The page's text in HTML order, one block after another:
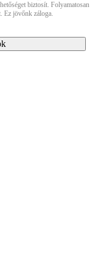
biztosít. Folyamatosan
Ez jövőnk záloga.